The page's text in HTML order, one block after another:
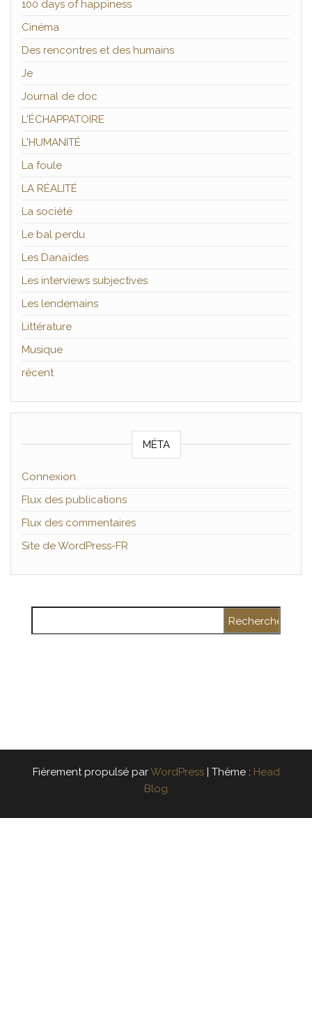
100 days of happiness
Cinéma
Des rencontres et des humains
Je
Journal de doc
L'ÉCHAPPATOIRE
L'HUMANITÉ
La foule
LA RÉALITÉ
La société
Le bal perdu
Les Danaïdes
Les interviews subjectives
Les lendemains
Littérature
Musique
récent
MÉTA
Connexion
Flux des publications
Flux des commentaires
Site de WordPress-FR
Fièrement propulsé parWordPress | Thème : Head
Blog